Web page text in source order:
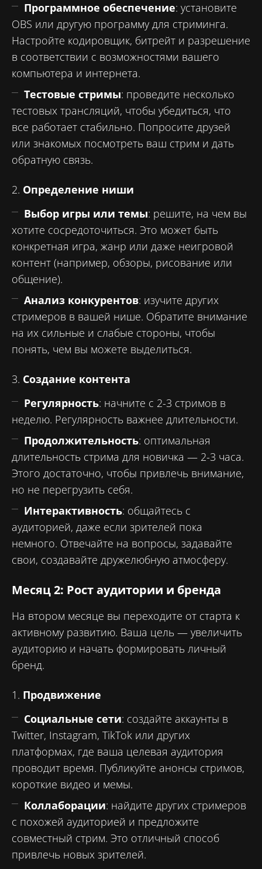
Программное обеспечение: установите
OBS или другую программу для стриминга.
Настройте кодировщик, битрейт и разрешение
в соответствии с возможностями вашего
компьютера и интернета.
Тестовые стримы: проведите несколько
тестовых трансляций, чтобы убедиться, что
все работает стабильно. Попросите друзей
или знакомых посмотреть ваш стрим и дать
обратную связь.
2. Определение ниши
Выбор игры или темы: решите, на чем вы
хотите сосредоточиться. Это может быть
конкретная игра, жанр или даже неигровой
контент (например, обзоры, рисование или
общение).
Анализ конкурентов: изучите других
стримеров в вашей нише. Обратите внимание
на их сильные и слабые стороны, чтобы
понять, чем вы можете выделиться.
3. Создание контента
Регулярность: начните с 2-3 стримов в
неделю. Регулярность важнее длительности.
Продолжительность: оптимальная
длительность стрима для новичка — 2-3 часа.
Этого достаточно, чтобы привлечь внимание,
но не перегрузить себя.
Интерактивность: общайтесь с
аудиторией, даже если зрителей пока
немного. Отвечайте на вопросы, задавайте
свои, создавайте дружелюбную атмосферу.
Месяц 2: Рост аудитории и бренда
На втором месяце вы переходите от старта к
активному развитию. Ваша цель — увеличить
аудиторию и начать формировать личный
бренд.
1. Продвижение
Социальные сети: создайте аккаунты в
Twitter, Instagram, TikTok или других
платформах, где ваша целевая аудитория
проводит время. Публикуйте анонсы стримов,
короткие видео и мемы.
Коллаборации: найдите других стримеров
с похожей аудиторией и предложите
совместный стрим. Это отличный способ
привлечь новых зрителей.